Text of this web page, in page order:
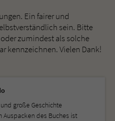
Ein fairer und
sein. Bitte
zumindest als solche
kennzeichnen. Vielen Dank!
große Geschichte
Auspacken des Buches ist